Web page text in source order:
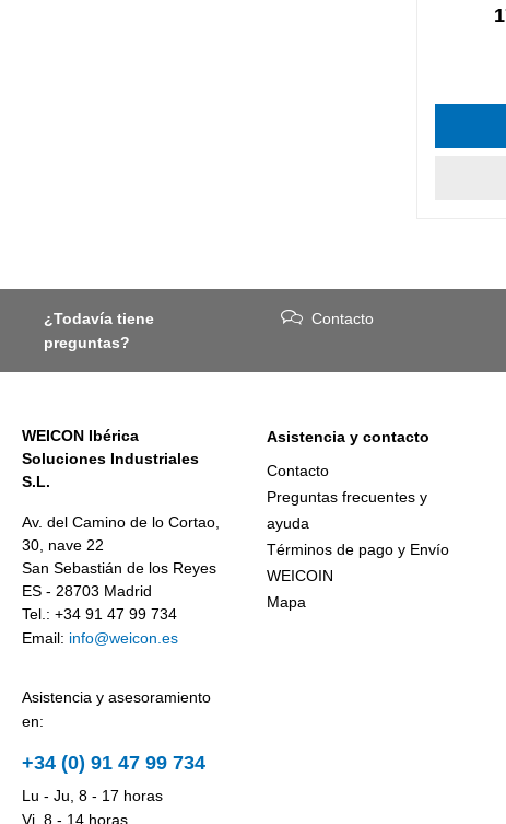
¿Todavía tiene
preguntas?
Contacto
WEICON Ibérica
Soluciones Industriales
S.L.
Av. del Camino de lo Cortao,
30, nave 22
San Sebastián de los Reyes
ES - 28703 Madrid
Tel.: +34 91 47 99 734
Email: info@weicon.es
Asistencia y asesoramiento
en:
+34 (0) 91 47 99 734
Lu - Ju, 8 - 17 horas
Vi, 8 - 14 horas
Asistencia y contacto
Contacto
Preguntas frecuentes y
ayuda
Términos de pago y Envío
WEICOIN
Mapa